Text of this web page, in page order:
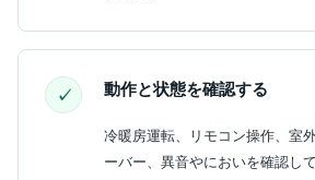
動作と状態を確認する
冷暖房運転、リモコン操作、室
ーバー、異音やにおいを確認し